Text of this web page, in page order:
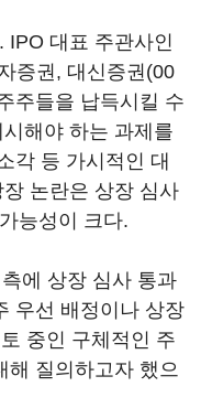
IPO 대표 주관사인
증권, 대신증권(00
주들을 납득시킬 수
해야 하는 과제를
각 등 가시적인 대
논란은 상장 심사
능성이 크다.
에 상장 심사 통과
우선 배정이나 상장
중인 구체적인 주
해 질의하고자 했으